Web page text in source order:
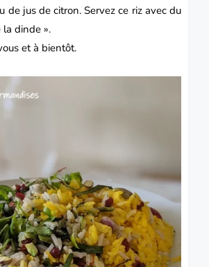
de jus de citron. Servez ce riz avec du
dinde ».
et à bientôt.